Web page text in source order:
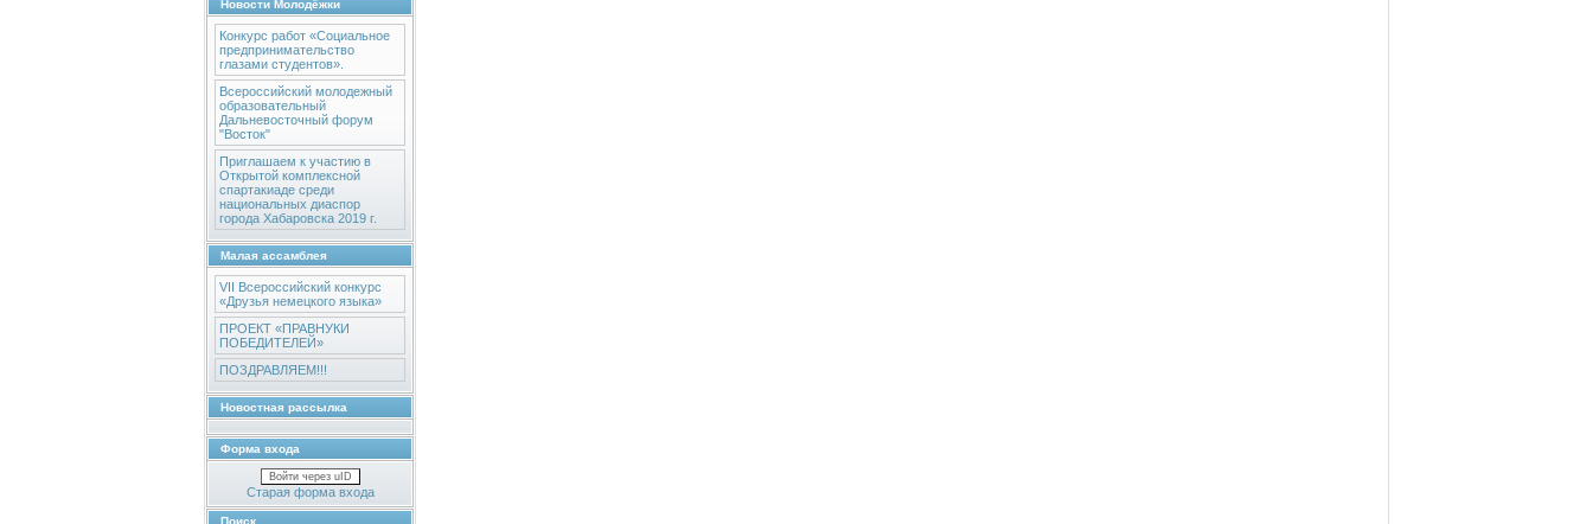
Новости Молодёжки
Конкурс работ «Социальное
предпринимательство
глазами студентов».
Всероссийский молодежный
образовательный
Дальневосточный форум
"Восток"
Приглашаем к участию в
Открытой комплексной
спартакиаде среди
национальных диаспор
города Хабаровска 2019 г.
Малая ассамблея
VII Всероссийский конкурс
«Друзья немецкого языка»
ПРОЕКТ «ПРАВНУКИ
ПОБЕДИТЕЛЕЙ»
ПОЗДРАВЛЯЕМ!!!
Новостная рассылка
Форма входа
Войти через uID
Старая форма входа
Поиск